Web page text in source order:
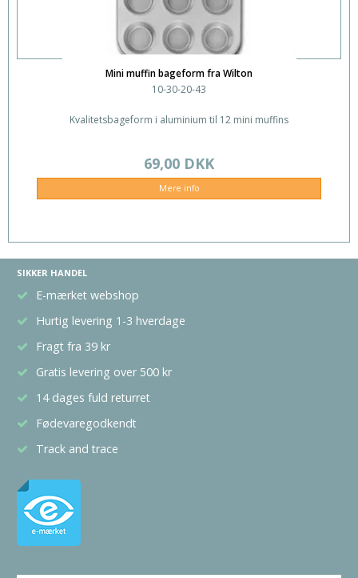
Mini muffin bageform fra Wilton
10-30-20-43
Kvalitetsbageform i aluminium til 12 mini muffins
69,00 DKK
Mere info
SIKKER HANDEL
E-mærket webshop
Hurtig levering 1-3 hverdage
Fragt fra 39 kr
Gratis levering over 500 kr
14 dages fuld returret
Fødevaregodkendt
Track and trace